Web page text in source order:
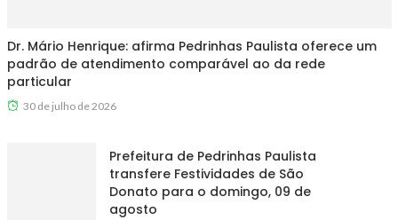
Dr. Mário Henrique: afirma Pedrinhas Paulista oferece um
padrão de atendimento comparável ao da rede
particular
30 de julho de 2026
Prefeitura de Pedrinhas Paulista
transfere Festividades de São
Donato para o domingo, 09 de
agosto